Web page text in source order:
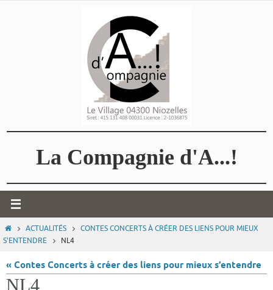
La Compagnie d'A...!
HOMEACTUALITÉS
CONTES CONCERTS À CRÉER DES LIENS POUR MIEUX
S'ENTENDRE
NL4
« Contes Concerts à créer des liens pour mieux s’entendre
NL4